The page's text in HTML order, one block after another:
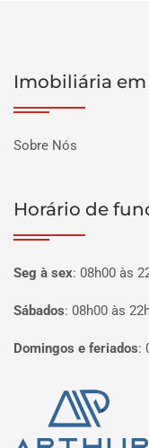
Imobiliária em
Sobre Nós
Horário de
Seg à sex: 08h00 às
Sábados: 08h00 às
Domingos e feriados:
Página inicial